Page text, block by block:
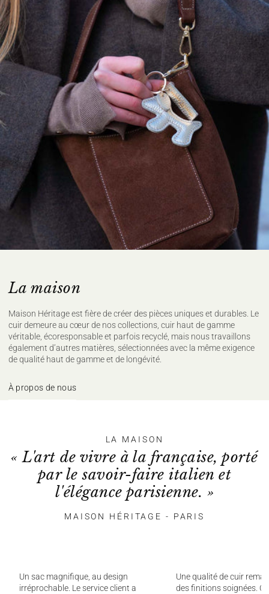
La maison
Maison Héritage est fière de créer des pièces uniques et durables. Le
cuir demeure au cœur de nos collections, cuir haut de gamme
véritable, écoresponsable et parfois recyclé, mais nous travaillons
également d’autres matières, sélectionnées avec la même exigence
de qualité haut de gamme et de longévité.
À propos de nous
LA MAISON
« L'art de vivre à la française, porté
par le savoir-faire italien et
l'élégance parisienne. »
MAISON HÉRITAGE - PARIS
Un sac magnifique, au design
irréprochable. Le service client a
Une qualité de cuir
des finitions soignées.